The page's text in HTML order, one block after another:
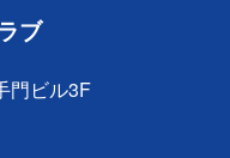
ブ
門ビル3F